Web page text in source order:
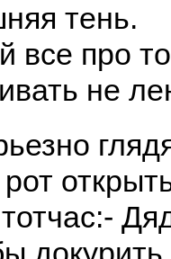
тень.
все про
не